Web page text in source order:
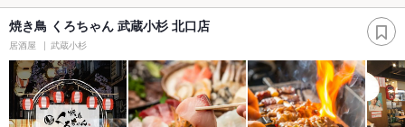
焼き鳥 くろちゃん 武蔵小杉 北口店
居酒屋 武蔵小杉